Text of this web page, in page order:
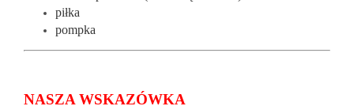
piłka
pompka
NASZA WSKAZÓWKA